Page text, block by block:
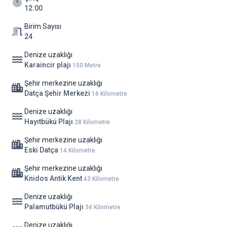
Kumluk bölgesindeki restoranlar
Jackie’O
Mayan
Datça otelleriözel listemizde yer alan bu özel otel yaklaşımında
olduğu gibi, Casa Elia da yerel lezzeti deneyime dönüştüren bir
anlayışa sahip.
Aile Dostu Yapı
Casa Elia yalnızca çiftlere değil, çocuklu ailelere de hitap ediyor.
Geniş oyun alanı
Güvenli çocuk havuzu
Açık hava sinema geceleri
tesislerden biri.
Karaincir’de sakin bir tatil arayan aileler
Romantik ama kalabalıktan uzak bir ortam isteyen çiftler
Doğayla uyumlu konfor arayanlar
12:00
Birim Sayısı
24
Denize uzaklığı
Karaincir plajı 150 Metre
Şehir merkezine uzaklığı
Datça Şehir Merkezi 16 Kilometre
Denize uzaklığı
Hayıtbükü Plajı 28 Kilometre
Şehir merkezine uzaklığı
Eski Datça 14 Kilometre
Şehir merkezine uzaklığı
Knidos Antik Kent 43 Kilometre
Denize uzaklığı
Palamutbükü Plajı 34 Kilometre
Denize uzaklığı